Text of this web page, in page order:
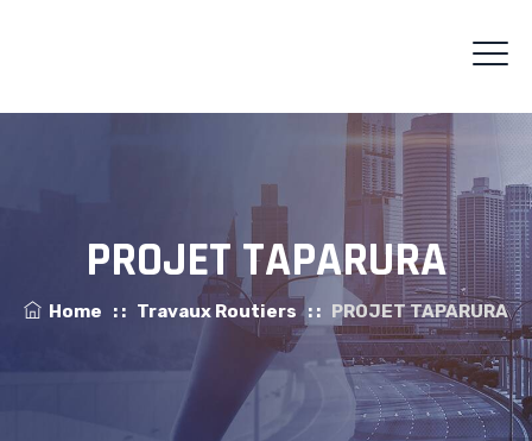
PROJET TAPARURA
Home : : Travaux Routiers : : PROJET TAPARURA